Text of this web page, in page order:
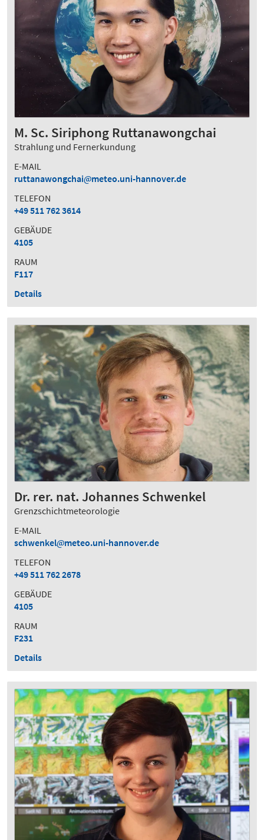
M. Sc. Siriphong Ruttanawongchai
Strahlung und Fernerkundung
E-MAIL
ruttanawongchai
meteo.uni-hannover.de
TELEFON
+49 511 762 3614
GEBÄUDE
4105
RAUM
F117
Details
Dr. rer. nat. Johannes Schwenkel
Grenzschichtmeteorologie
E-MAIL
schwenkel
meteo.uni-hannover.de
TELEFON
+49 511 762 2678
GEBÄUDE
4105
RAUM
F231
Details